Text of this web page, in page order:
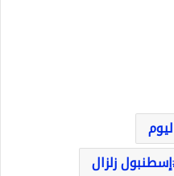
إسطنبول زلزال